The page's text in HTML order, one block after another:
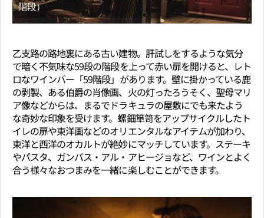
階段）
乙支路の路地裏にある古い建物。肝試しをするような気分
で暗く不気味な59段の階段を上って赤い扉を開けると、レト
ロなワインバー「59階段」があります。壁に掛かっている鹿
の剥製、ある伯爵の肖像画、火の灯ったろうそく、聖母マリ
ア像などからは、まるでドラキュラの屋敷にでも来たよう
な奇妙な印象を受けます。螺鈿箪笥をアップサイクルしたト
イレの扉や東洋画などのオリエンタルなアイテムが加わり、
東洋と西洋のオカルトが絶妙にマッチしています。ステーキ
やパスタ、ガンバス・アル・アヒージョなど、ワインとよく
合う様々なおつまみを一緒に楽しむことができます。